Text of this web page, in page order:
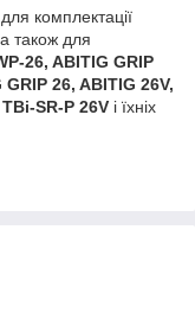
комплектації
також для
26, ABITIG GRIP
26, ABITIG 26V,
SR-P 26V і їхніх